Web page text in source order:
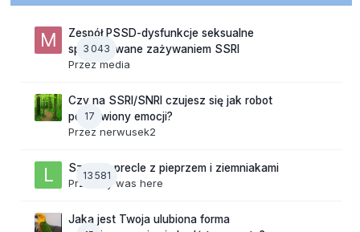
3 043
Zespół PSSD-dysfunkcje seksualne
spowodowane zażywaniem SSRI
Przez media
17
Czy na SSRI/SNRI czujesz się jak robot
pozbawiony emocji?
Przez nerwusek2
13 581
Szalone precle z pieprzem i ziemniakami
Przezlily was here
Jaka jest Twoja ulubiona forma